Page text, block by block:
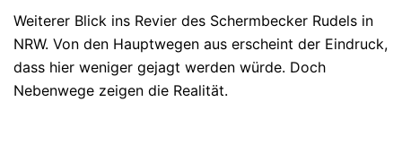
Weiterer Blick ins Revier des Schermbecker Rudels in
NRW. Von den Hauptwegen aus erscheint der Eindruck,
dass hier weniger gejagt werden würde. Doch
Nebenwege zeigen die Realität.